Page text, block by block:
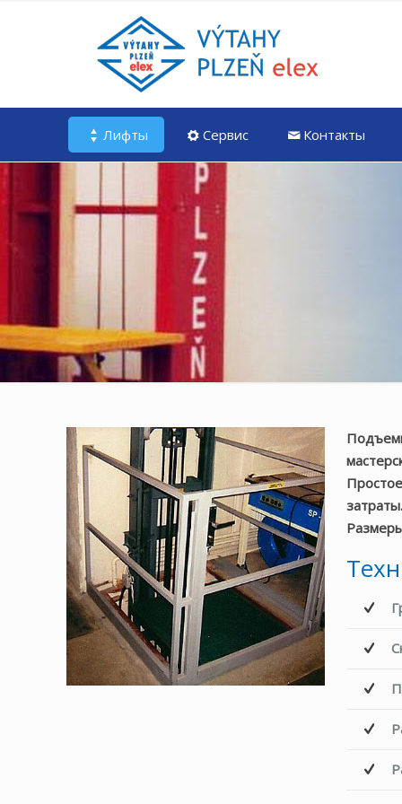
Лифты Сервис Контакты
затраты.